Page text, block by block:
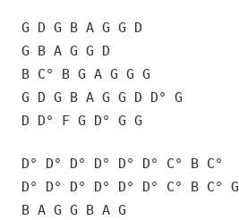
G D G B A G G D
G B A G G D
B C° B G A G G G
G D G B A G G D D° G
D D° F G D° G G
D° D° D° D° D° D° C° B C°
D° D° D° D° D° D° C° B C° G
B A G G B A G